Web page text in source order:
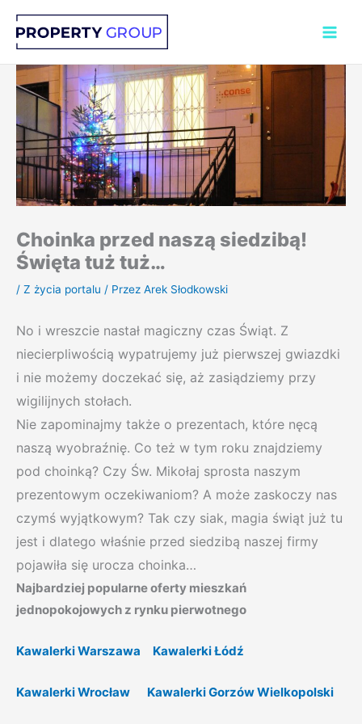
treści
Choinka przed naszą siedzibą!
Święta tuż tuż…
/ Z życia portalu / Przez Arek Słodkowski
No i wreszcie nastał magiczny czas Świąt. Z
niecierpliwością wypatrujemy już pierwszej gwiazdki
i nie możemy doczekać się, aż zasiądziemy przy
wigilijnych stołach.
Nie zapominajmy także o prezentach, które nęcą
naszą wyobraźnię. Co też w tym roku znajdziemy
pod choinką? Czy Św. Mikołaj sprosta naszym
prezentowym oczekiwaniom? A może zaskoczy nas
czymś wyjątkowym? Tak czy siak, magia świąt już tu
jest i dlatego właśnie przed siedzibą naszej firmy
pojawiła się urocza choinka…
Najbardziej popularne oferty mieszkań
jednopokojowych z rynku pierwotnego
Kawalerki Warszawa Kawalerki Łódź
Kawalerki Wrocław Kawalerki Gorzów Wielkopolski